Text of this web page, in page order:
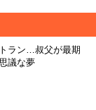
ラン…叔父が最期
議な夢